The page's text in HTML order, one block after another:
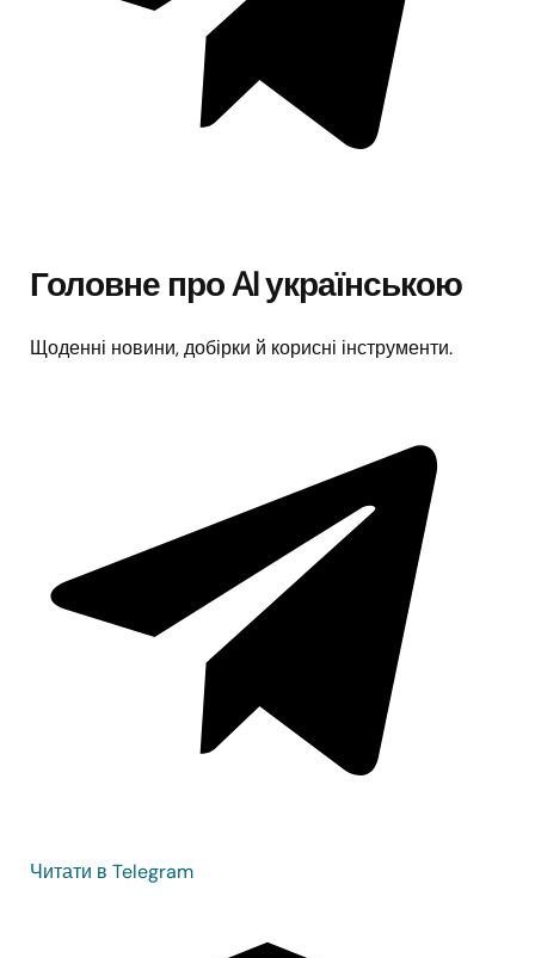
Головне про AI українською
Щоденні новини, добірки й корисні інструменти.
Читати в Telegram